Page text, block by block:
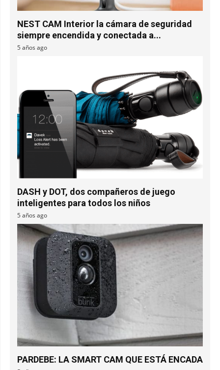
NEST CAM Interior la cámara de seguridad
siempre encendida y conectada a...
5 años ago
DASH y DOT, dos compañeros de juego
inteligentes para todos los niños
5 años ago
PARDEBE: LA SMART CAM QUE ESTÁ ENCADA